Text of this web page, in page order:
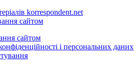
korrespondent.net
сайтом
сайтом
і персональних даних